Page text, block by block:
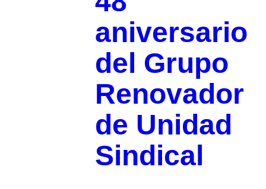
aniversario
del Grupo
Renovador
de Unidad
Sindical